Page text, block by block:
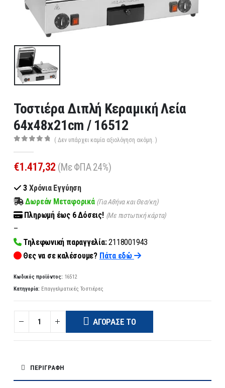
Τοστιέρα Διπλή Κεραμική Λεία
64x48x21cm / 16512
( Δεν υπάρχει καμία αξιολόγηση ακόμη. )
€1.417,32 (Με ΦΠΑ 24%)
3 Χρόνια Εγγύηση
Δωρεάν Μεταφορικά (Για Αθήνα και Θεσ/κη)
Πληρωμή έως 6Δόσεις! (Με πιστωτική κάρτα)
–
Τηλεφωνική παραγγελία:2118001943
Θες να σε καλέσουμε? Πάτα εδώ
Κωδικός προϊόντος: 16512
Κατηγορία: Επαγγελματικές Τοστιέρες
ΑΓΌΡΑΣΈ ΤΟ
ΠΕΡΙΓΡΑΦΉ